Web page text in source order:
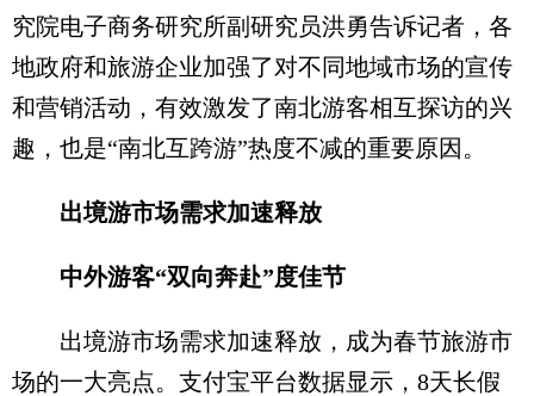
究院电子商务研究所副研究员洪勇告诉记者，各
地政府和旅游企业加强了对不同地域市场的宣传
和营销活动，有效激发了南北游客相互探访的兴
趣，也是“南北互跨游”热度不减的重要原因。
出境游市场需求加速释放
中外游客“双向奔赴”度佳节
出境游市场需求加速释放，成为春节旅游市
场的一大亮点。支付宝平台数据显示，8天长假